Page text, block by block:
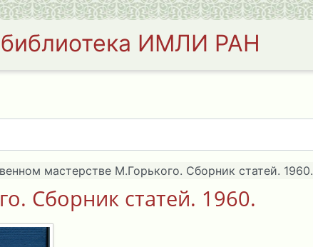
ИМЛИ РАН
мастерстве М.Горького. Сборник статей. 1960.
Сборник статей. 1960.